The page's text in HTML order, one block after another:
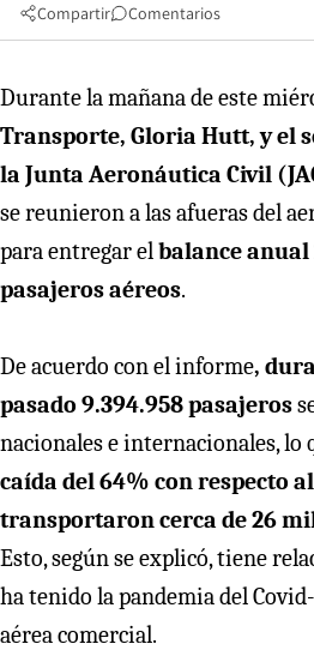
Compartir Comentarios
Durante la mañana de este
Transporte, Gloria Hutt, y el
la Junta Aeronáutica Civil
se reunieron a las afueras del
para entregar elbalance anual
pasajeros aéreos.
De acuerdo con el informe,
pasado 9.394.958 pasajeros
nacionales e internacionales, lo
caída del 64% con respecto
transportaron cerca de 26
Esto, según se explicó, tiene
ha tenido la pandemia del
aérea comercial.